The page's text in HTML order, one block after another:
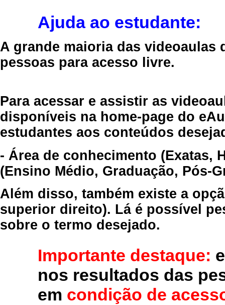
Ajuda ao estudante:
A grande maioria das videoaulas
pessoas para acesso livre.
Para acessar e assistir as
disponíveis na home-page do
estudantes aos conteúdos
- Área de conhecimento (Exatas,
(Ensino Médio, Graduação, Pós-
Além disso, também existe a
superior direito). Lá é possível
sobre o termo desejado.
Importante destaque:
nos resultados das
em condição de